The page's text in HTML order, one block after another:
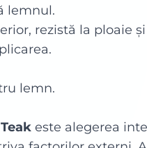
lemnul.
rezistă la ploaie și
lemn.
este alegerea